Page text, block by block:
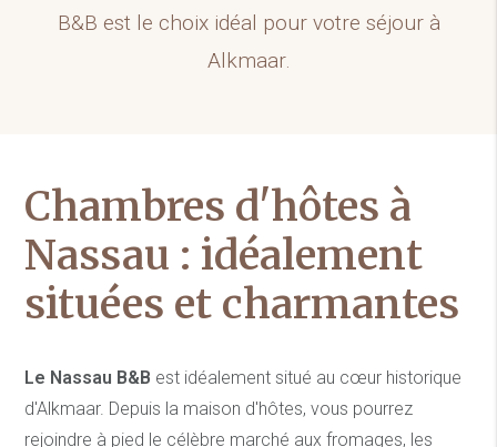
B&B est le choix idéal pour votre séjour à
Alkmaar.
Chambres d'hôtes à
Nassau : idéalement
situées et charmantes
Le Nassau B&B est idéalement situé au cœur historique
d'Alkmaar. Depuis la maison d'hôtes, vous pourrez
rejoindre à pied le célèbre marché aux fromages, les